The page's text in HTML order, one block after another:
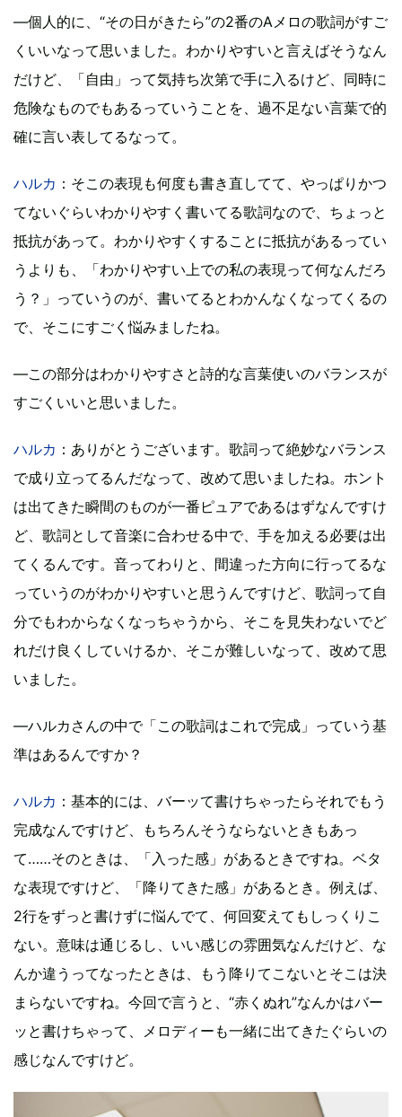
―個人的に、“その日がきたら”の2番のAメロの歌詞がすご
くいいなって思いました。わかりやすいと言えばそうなん
だけど、「自由」って気持ち次第で手に入るけど、同時に
危険なものでもあるっていうことを、過不足ない言葉で的
確に言い表してるなって。
ハルカ ：そこの表現も何度も書き直してて、やっぱりかつ
てないぐらいわかりやすく書いてる歌詞なので、ちょっと
抵抗があって。わかりやすくすることに抵抗があるってい
うよりも、「わかりやすい上での私の表現って何なんだろ
う？」っていうのが、書いてるとわかんなくなってくるの
で、そこにすごく悩みましたね。
―この部分はわかりやすさと詩的な言葉使いのバランスが
すごくいいと思いました。
ハルカ ：ありがとうございます。歌詞って絶妙なバランス
で成り立ってるんだなって、改めて思いましたね。ホント
は出てきた瞬間のものが一番ピュアであるはずなんですけ
ど、歌詞として音楽に合わせる中で、手を加える必要は出
てくるんです。音ってわりと、間違った方向に行ってるな
っていうのがわかりやすいと思うんですけど、歌詞って自
分でもわからなくなっちゃうから、そこを見失わないでど
れだけ良くしていけるか、そこが難しいなって、改めて思
いました。
―ハルカさんの中で「この歌詞はこれで完成」っていう基
準はあるんですか？
ハルカ ：基本的には、バーッて書けちゃったらそれでもう
完成なんですけど、もちろんそうならないときもあっ
て……そのときは、「入った感」があるときですね。ベタ
な表現ですけど、「降りてきた感」があるとき。例えば、
2行をずっと書けずに悩んでて、何回変えてもしっくりこ
ない。意味は通じるし、いい感じの雰囲気なんだけど、な
んか違うってなったときは、もう降りてこないとそこは決
まらないですね。今回で言うと、“赤くぬれ”なんかはバー
ッと書けちゃって、メロディーも一緒に出てきたぐらいの
感じなんですけど。